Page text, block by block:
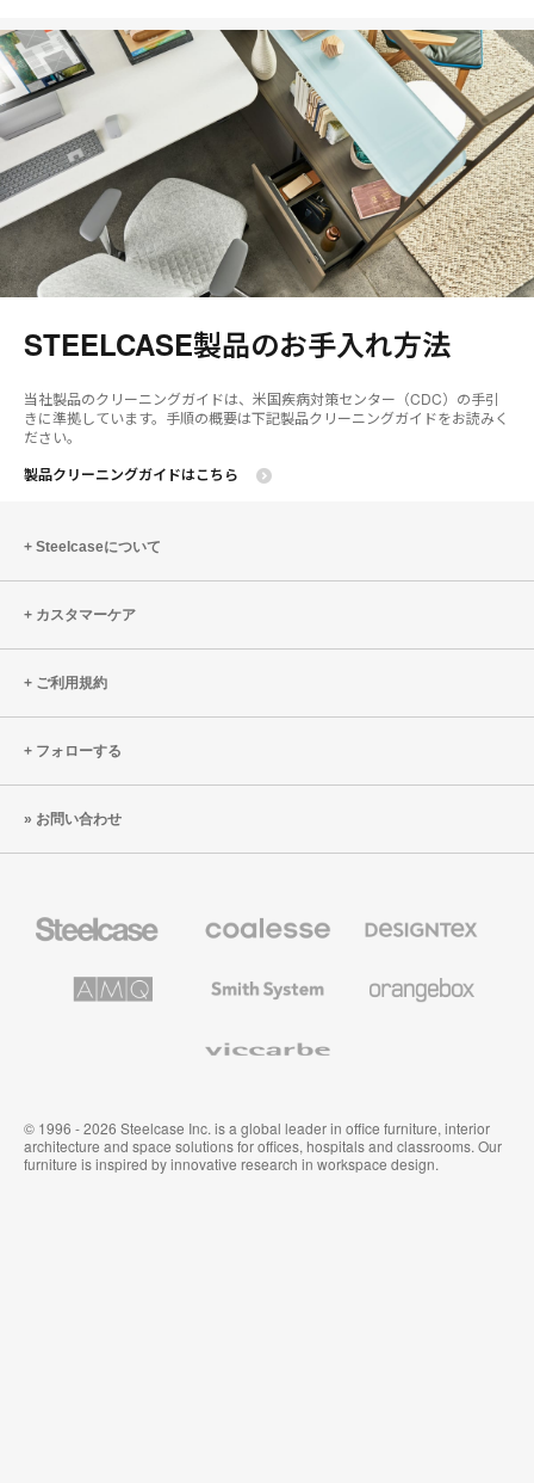
STEELCASE製品のお手入れ方法
当社製品のクリーニングガイドは、米国疾病対策センター（CDC）の手引
きに準拠しています。手順の概要は下記製品クリーニングガイドをお読みく
ださい。
製品クリーニングガイドはこちら
Steelcaseについて
カスタマーケア
ご利用規約
フォローする
お問い合わせ
家
具
ー
ル
カ
Solutions
System
© 1996 - 2026 Steelcase Inc. is a global leader in office furniture, interior
architecture and space solutions for offices, hospitals and classrooms. Our
furniture is inspired by innovative research in workspace design.